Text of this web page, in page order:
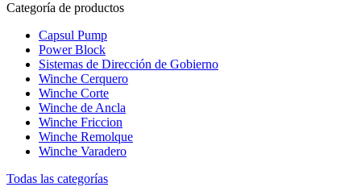
Categoría de productos
Capsul Pump
Power Block
Sistemas de Dirección de Gobierno
Winche Cerquero
Winche Corte
Winche de Ancla
Winche Friccion
Winche Remolque
Winche Varadero
Todas las categorías